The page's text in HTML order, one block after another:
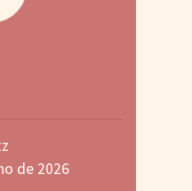
de 2026